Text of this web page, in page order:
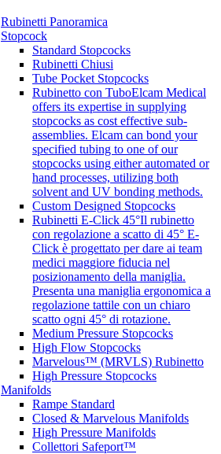
Rubinetti Panoramica
Stopcock
Standard Stopcocks
Rubinetti Chiusi
Tube Pocket Stopcocks
Rubinetto con TuboElcam Medical
offers its expertise in supplying
stopcocks as cost effective sub-
assemblies. Elcam can bond your
specified tubing to one of our
stopcocks using either automated or
hand processes, utilizing both
solvent and UV bonding methods.
Custom Designed Stopcocks
Rubinetti E-Click 45°Il rubinetto
con regolazione a scatto di 45° E-
Click è progettato per dare ai team
medici maggiore fiducia nel
posizionamento della maniglia.
Presenta una maniglia ergonomica a
regolazione tattile con un chiaro
scatto ogni 45° di rotazione.
Medium Pressure Stopcocks
High Flow Stopcocks
Marvelous™ (MRVLS) Rubinetto
High Pressure Stopcocks
Manifolds
Rampe Standard
Closed & Marvelous Manifolds
High Pressure Manifolds
Collettori Safeport™